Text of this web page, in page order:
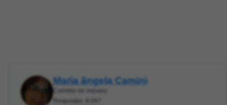
Maria ângela Camini
Corretor de imóveis
Respostas: 8.097